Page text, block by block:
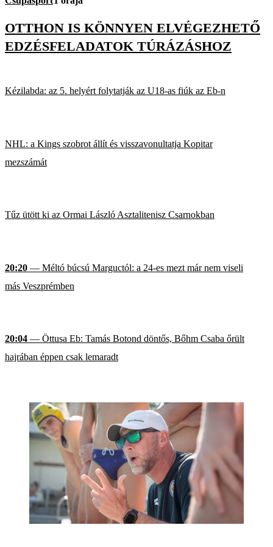
OTTHON IS KÖNNYEN ELVÉGEZHETŐ
EDZÉSFELADATOK TÚRÁZÁSHOZ
Kézilabda: az 5. helyért folytatják az U18-as fiúk az Eb-n
NHL: a Kings szobrot állít és visszavonultatja Kopitar
mezszámát
Tűz ütött ki az Ormai László Asztalitenisz Csarnokban
20:20 — Méltó búcsú Marguctól: a 24-es mezt már nem viseli
más Veszprémben
20:04 — Öttusa Eb: Tamás Botond döntős, Bőhm Csaba őrült
hajrában éppen csak lemaradt